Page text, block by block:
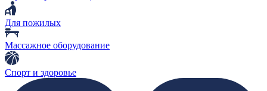
Для пожилых
Массажное оборудование
Спорт и здоровье